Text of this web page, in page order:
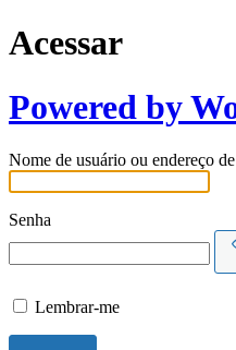
Acessar
Powered by
Nome de usuário ou endereço
Senha
Lembrar-me